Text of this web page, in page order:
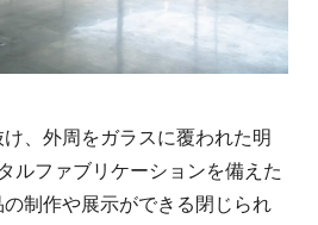
、外周をガラスに覆われた明
ルファブリケーションを備えた
制作や展示ができる閉じられ